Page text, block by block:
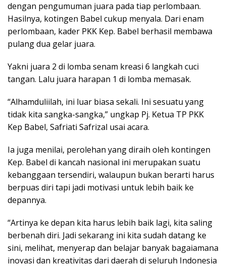
dengan pengumuman juara pada tiap perlombaan.
Hasilnya, kotingen Babel cukup menyala. Dari enam
perlombaan, kader PKK Kep. Babel berhasil membawa
pulang dua gelar juara.
Yakni juara 2 di lomba senam kreasi 6 langkah cuci
tangan. Lalu juara harapan 1 di lomba memasak.
“Alhamduliilah, ini luar biasa sekali. Ini sesuatu yang
tidak kita sangka-sangka,” ungkap Pj. Ketua TP PKK
Kep Babel, Safriati Safrizal usai acara.
Ia juga menilai, perolehan yang diraih oleh kontingen
Kep. Babel di kancah nasional ini merupakan suatu
kebanggaan tersendiri, walaupun bukan berarti harus
berpuas diri tapi jadi motivasi untuk lebih baik ke
depannya.
“Artinya ke depan kita harus lebih baik lagi, kita saling
berbenah diri. Jadi sekarang ini kita sudah datang ke
sini, melihat, menyerap dan belajar banyak bagaiamana
inovasi dan kreativitas dari daerah di seluruh Indonesia